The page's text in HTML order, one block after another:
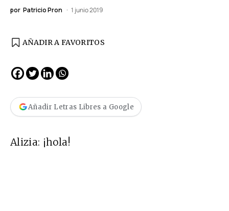
por Patricio Pron 1 junio 2019
AÑADIR A FAVORITOS
Añadir Letras Libres a Google
Alizia: ¡hola!